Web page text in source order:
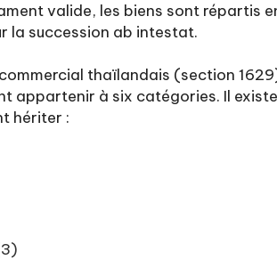
valide, les biens sont répartis
la succession ab intestat.
thaïlandais (section
appartenir à six catégories. Il
hériter :